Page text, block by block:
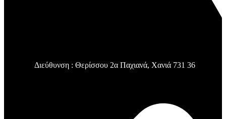
Διεύθυνση : Θερίσσου 2α Παχιανά, Χανιά 731 36